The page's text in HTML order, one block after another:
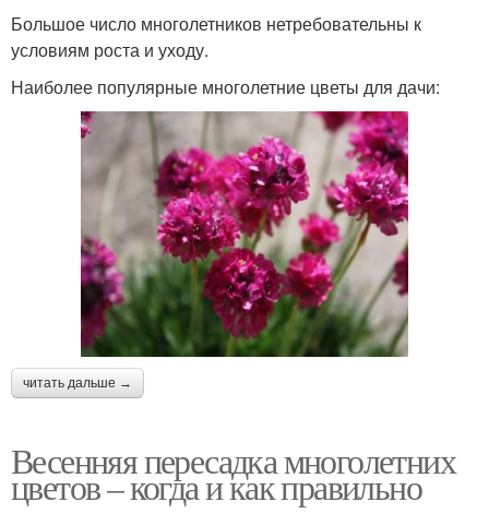
Большое число многолетников нетребовательны к
условиям роста и уходу.
Наиболее популярные многолетние цветы для дачи:
читать дальше →
Весенняя пересадка многолетних
цветов – когда и как правильно